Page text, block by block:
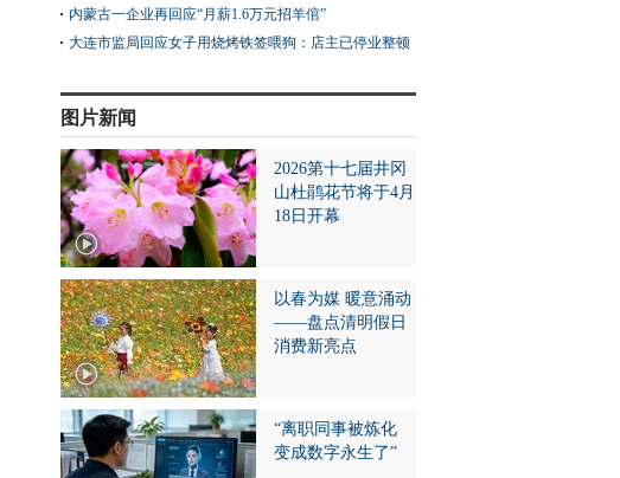
内蒙古一企业再回应“月薪1.6万元招羊倌”
大连市监局回应女子用烧烤铁签喂狗：店主已停业整顿
图片新闻
2026第十七届井冈
山杜鹃花节将于4月
18日开幕
以春为媒 暖意涌动
——盘点清明假日
消费新亮点
“离职同事被炼化
变成数字永生了”